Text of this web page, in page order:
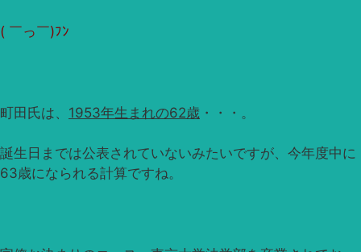
( ￣っ￣)ﾌﾝ
町田氏は、 1953年生まれの62歳 ・・・。
誕生日までは公表されていないみたいですが、今年度中に
63歳になられる計算ですね。